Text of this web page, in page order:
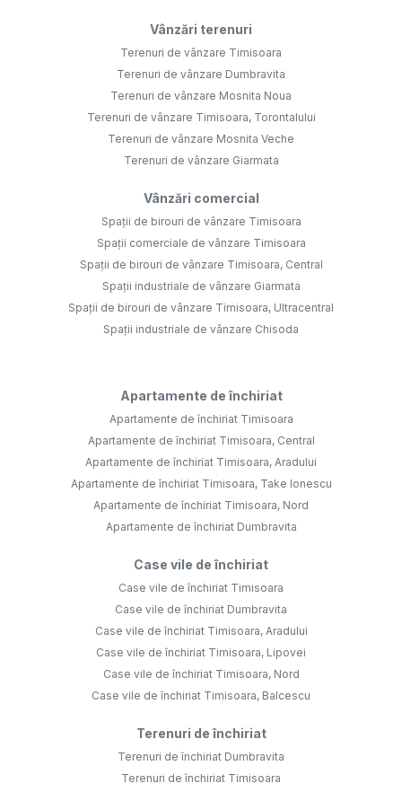
Vânzări terenuri
Terenuri de vânzare Timisoara
Terenuri de vânzare Dumbravita
Terenuri de vânzare Mosnita Noua
Terenuri de vânzare Timisoara, Torontalului
Terenuri de vânzare Mosnita Veche
Terenuri de vânzare Giarmata
Vânzări comercial
Spații de birouri de vânzare Timisoara
Spații comerciale de vânzare Timisoara
Spații de birouri de vânzare Timisoara, Central
Spații industriale de vânzare Giarmata
Spații de birouri de vânzare Timisoara, Ultracentral
Spații industriale de vânzare Chisoda
Apartamente de închiriat
Apartamente de închiriat Timisoara
Apartamente de închiriat Timisoara, Central
Apartamente de închiriat Timisoara, Aradului
Apartamente de închiriat Timisoara, Take Ionescu
Apartamente de închiriat Timisoara, Nord
Apartamente de închiriat Dumbravita
Case vile de închiriat
Case vile de închiriat Timisoara
Case vile de închiriat Dumbravita
Case vile de închiriat Timisoara, Aradului
Case vile de închiriat Timisoara, Lipovei
Case vile de închiriat Timisoara, Nord
Case vile de închiriat Timisoara, Balcescu
Terenuri de închiriat
Terenuri de închiriat Dumbravita
Terenuri de închiriat Timisoara